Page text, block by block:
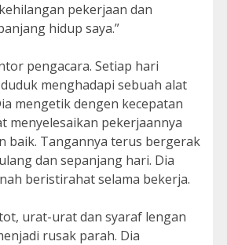
pekerjaan dan
hidup saya.”
pengacara. Setiap hari
menghadapi sebuah alat
mengetik dengen kecepatan
menyelesaikan pekerjaannya
baik. Tangannya terus bergerak
dan sepanjang hari. Dia
beristirahat selama bekerja.
urat-urat dan syaraf lengan
rusak parah. Dia